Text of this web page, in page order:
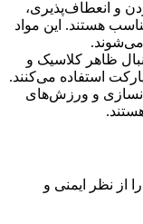
و انعطاف‌پذیری،
هستند. این مواد
ظاهر کلاسیک و
استفاده می‌کنند.
و ورزش‌های
از نظر ایمنی و